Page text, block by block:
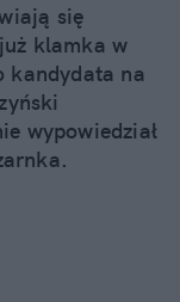
się
klamka w
kandydata na
wypowiedział